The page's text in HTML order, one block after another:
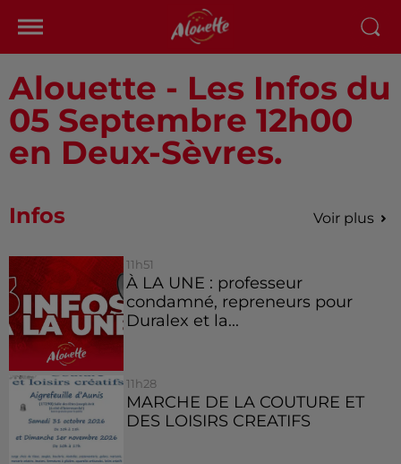
Alouette - Les Infos du
05 Septembre 12h00
en Deux-Sèvres.
Infos Voir plus
11h51
À LA UNE : professeur
condamné, repreneurs pour
Duralex et la...
11h28
MARCHE DE LA COUTURE ET
DES LOISIRS CREATIFS